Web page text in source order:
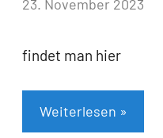
von
Flassbeck
23. November 2023
findet man hier
Weiterlesen